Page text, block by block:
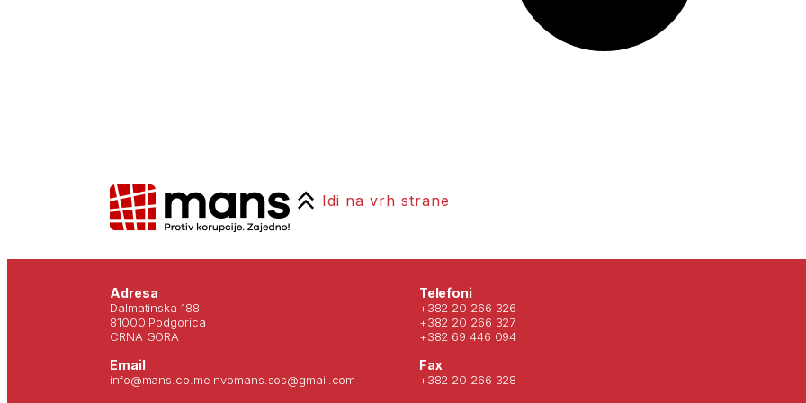
Idi na vrh strane
Adresa
Dalmatinska 188
81000 Podgorica
CRNA GORA
Email
info@mans.co.me nvomans.sos@gmail.com
Telefoni
+382 20 266 326
+382 20 266 327
+382 69 446 094
Fax
+382 20 266 328